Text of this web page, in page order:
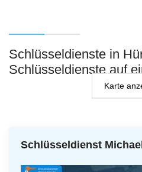
Schlüsseldienste in
Schlüsseldienste auf
Karte
Schlüsseldienst